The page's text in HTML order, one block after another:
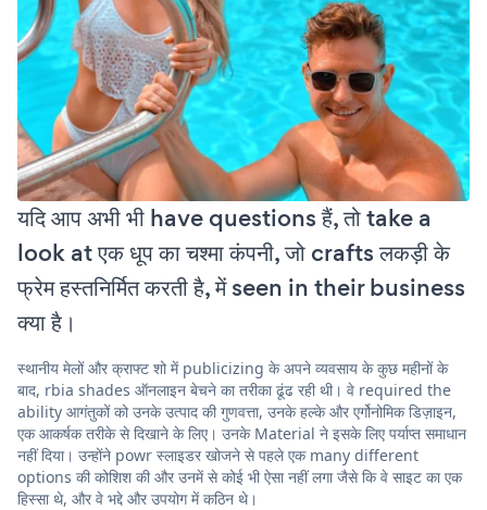
यदि आप अभी भी have questions हैं, तो take a
look at एक धूप का चश्मा कंपनी, जो crafts लकड़ी के
फ्रेम हस्तनिर्मित करती है, में seen in their business
क्या है।
स्थानीय मेलों और क्राफ्ट शो में publicizing के अपने व्यवसाय के कुछ महीनों के
बाद, rbia shades ऑनलाइन बेचने का तरीका ढूंढ रही थी। वे required the
ability आगंतुकों को उनके उत्पाद की गुणवत्ता, उनके हल्के और एर्गोनोमिक डिज़ाइन,
एक आकर्षक तरीके से दिखाने के लिए। उनके Material ने इसके लिए पर्याप्त समाधान
नहीं दिया। उन्होंने powr स्लाइडर खोजने से पहले एक many different
options की कोशिश की और उनमें से कोई भी ऐसा नहीं लगा जैसे कि वे साइट का एक
हिस्सा थे, और वे भद्दे और उपयोग में कठिन थे।